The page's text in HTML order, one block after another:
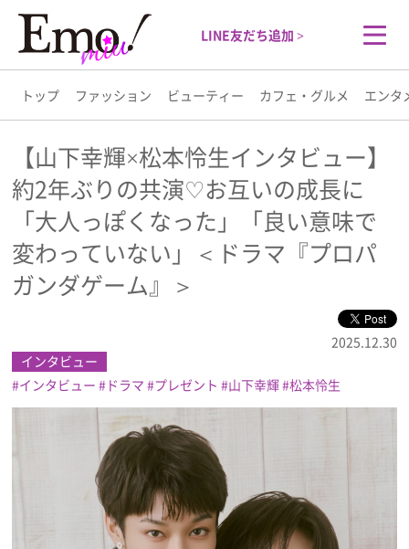
LINE友だち追加 >
トップ ファッション ビューティー カフェ・グルメ エンタ
トップ
ファッション
ビューティー
カフェ・グルメ
エンタメ
ライフスタイル
プレゼント
インタビュー
【山下幸輝×松本怜生インタビュー】
約2年ぶりの共演♡お互いの成長に
「大人っぽくなった」「良い意味で
変わっていない」＜ドラマ『プロパ
ガンダゲーム』＞
2025.12.30
インタビュー
インタビュー
ドラマ プレゼント 山下幸輝 松本怜生